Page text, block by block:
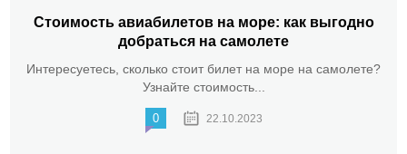
Стоимость авиабилетов на море: как выгодно
добраться на самолете
Интересуетесь, сколько стоит билет на море на самолете?
Узнайте стоимость...
0 22.10.2023